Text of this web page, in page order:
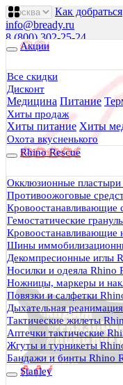
Как добраться
info@bready.ru
8 (800) 302-25-24
Пн 0900- 18
Будь Готов
Магазин походного снаряжения
все для туризма, охоты, рыбалки
Каталог
Акции
Все скидки
Дисконт
Медицина Питание
Хиты продаж
Хиты питание Хиты
Охота вкусненького
Rhino Rescue
Окклюзионные пластыри
Противоожоговые
Кровоостанавливающие
Гемостатические
Кровоостанавливающие
Шины
Декомпресионные иглы
Носилки и одеяла Rhino
Ножницы, маркеры и
Повязки и салфетки
Дыхательная
Тактические жилеты
Аптечки тактические
Жгуты и турникеты
Бандажи и бинты Rhino
Stanley
0 руб.
0
0
Тактическая
Еда в дорогу
Термосы Stanley
Фильтры для воды
Оплата и доставка
Гарантия и
Оптовикам
Контакты